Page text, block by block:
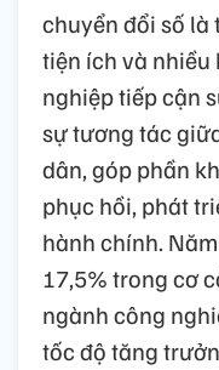
chuyển đổi số là
tiện ích và nhiều
nghiệp tiếp cận
sự tương tác
dân, góp phần
phục hồi, phát
hành chính.
17,5% trong cơ
ngành công
tốc độ tăng